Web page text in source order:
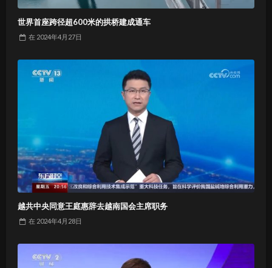
世界首座跨径超600米的拱桥建成通车
在 2024年4月27日
越共中央同意王庭惠辞去越南国会主席职务
在 2024年4月28日